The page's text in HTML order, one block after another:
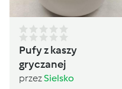
Pufy z kaszy
gryczanej
przezSielsko